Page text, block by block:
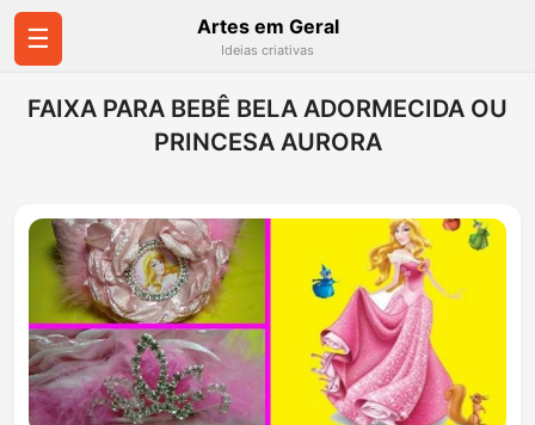
☰ Artes em Geral
Ideias criativas
FAIXA PARA BEBÊ BELA ADORMECIDA OU
PRINCESA AURORA